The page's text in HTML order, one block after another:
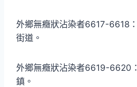
外鄉無癥狀沾染者6617-6618
街道。
外鄉無癥狀沾染者6619-6620
鎮。